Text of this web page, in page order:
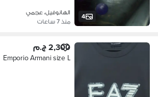
4
الهانوفيل، عجمي
منذ 7 ساعات
2,300 ج.م
Emporio Armani size L